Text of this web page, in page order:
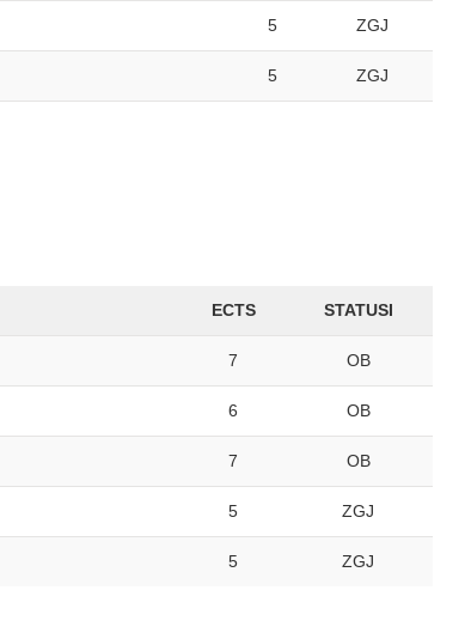
5 ZGJ
5 ZGJ
ECTS STATUSI
7 OB
6 OB
7 OB
5 ZGJ
5 ZGJ